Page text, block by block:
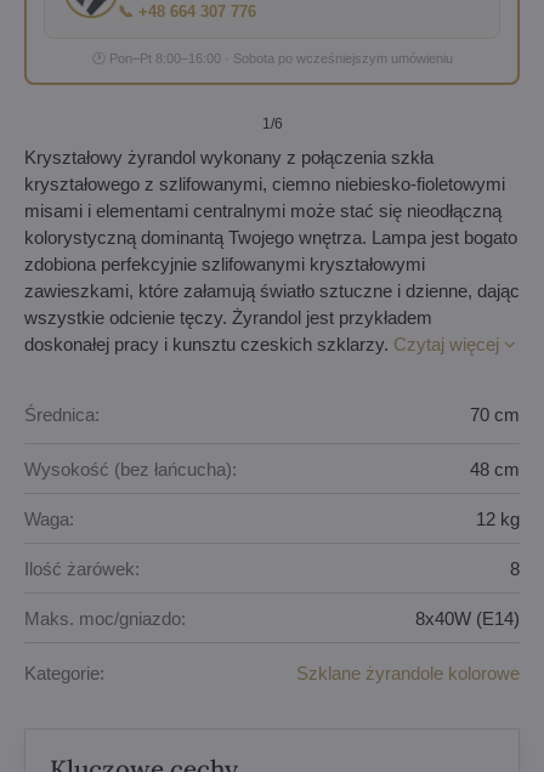
📞 +48 664 307 776
🕐 Pon–Pt 8:00–16:00 · Sobota po wcześniejszym umówieniu
1/6
Kryształowy żyrandol wykonany z połączenia szkła
kryształowego z szlifowanymi, ciemno niebiesko-fioletowymi
misami i elementami centralnymi może stać się nieodłączną
kolorystyczną dominantą Twojego wnętrza. Lampa jest bogato
zdobiona perfekcyjnie szlifowanymi kryształowymi
zawieszkami, które załamują światło sztuczne i dzienne, dając
wszystkie odcienie tęczy. Żyrandol jest przykładem
doskonałej pracy i kunsztu czeskich szklarzy. Czytaj więcej
Średnica: 70 cm
Wysokość (bez łańcucha): 48 cm
Waga: 12 kg
Ilość żarówek: 8
Maks. moc/gniazdo: 8x40W (E14)
Kategorie: Szklane żyrandole kolorowe